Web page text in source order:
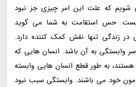
شویم که علت این امر چیزی جز نبود
حس استقامت به شما می گوید
در زندگی تنها نقش کمک کننده دارد.
سر وابستگی به آن باشد. انسان هایی که
به طور قطع انسان هایی وابسته
خود می باشند. وابستگی سبب نبود